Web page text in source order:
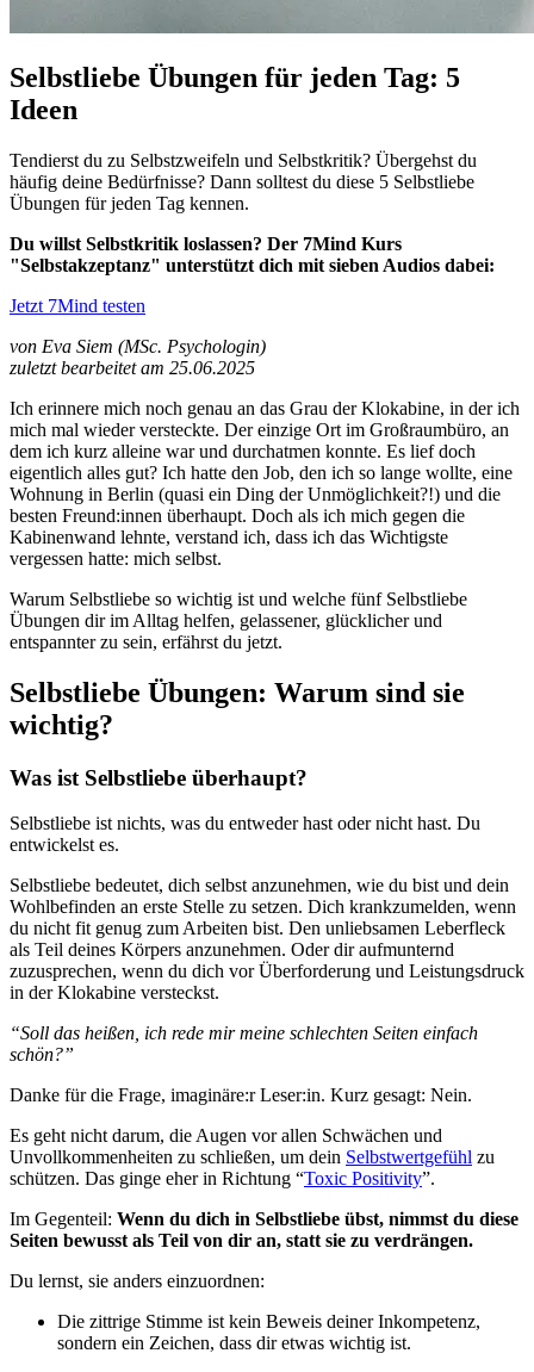
Selbstliebe Übungen für jeden Tag: 5
Ideen
Tendierst du zu Selbstzweifeln und Selbstkritik? Übergehst du
häufig deine Bedürfnisse? Dann solltest du diese 5 Selbstliebe
Übungen für jeden Tag kennen.
Du willst Selbstkritik loslassen? Der 7Mind Kurs
"Selbstakzeptanz" unterstützt dich mit sieben Audios dabei:
Jetzt 7Mind testen
von Eva Siem (MSc. Psychologin)
zuletzt bearbeitet am 25.06.2025
Ich erinnere mich noch genau an das Grau der Klokabine, in der ich
mich mal wieder versteckte. Der einzige Ort im Großraumbüro, an
dem ich kurz alleine war und durchatmen konnte. Es lief doch
eigentlich alles gut? Ich hatte den Job, den ich so lange wollte, eine
Wohnung in Berlin (quasi ein Ding der Unmöglichkeit?!) und die
besten Freund:innen überhaupt. Doch als ich mich gegen die
Kabinenwand lehnte, verstand ich, dass ich das Wichtigste
vergessen hatte: mich selbst.
Warum Selbstliebe so wichtig ist und welche fünf Selbstliebe
Übungen dir im Alltag helfen, gelassener, glücklicher und
entspannter zu sein, erfährst du jetzt.
Selbstliebe Übungen: Warum sind sie
wichtig?
Was ist Selbstliebe überhaupt?
Selbstliebe ist nichts, was du entweder hast oder nicht hast. Du
entwickelst es.
Selbstliebe bedeutet, dich selbst anzunehmen, wie du bist und dein
Wohlbefinden an erste Stelle zu setzen. Dich krankzumelden, wenn
du nicht fit genug zum Arbeiten bist. Den unliebsamen Leberfleck
als Teil deines Körpers anzunehmen. Oder dir aufmunternd
zuzusprechen, wenn du dich vor Überforderung und Leistungsdruck
in der Klokabine versteckst.
“Soll das heißen, ich rede mir meine schlechten Seiten einfach
schön?”
Danke für die Frage, imaginäre:r Leser:in. Kurz gesagt: Nein.
Es geht nicht darum, die Augen vor allen Schwächen und
Unvollkommenheiten zu schließen, um dein Selbstwertgefühl zu
schützen. Das ginge eher in Richtung “Toxic Positivity”.
Im Gegenteil: Wenn du dich in Selbstliebe übst, nimmst du diese
Seiten bewusst als Teil von dir an, statt sie zu verdrängen.
Du lernst, sie anders einzuordnen:
Die zittrige Stimme ist kein Beweis deiner Inkompetenz,
sondern ein Zeichen, dass dir etwas wichtig ist.